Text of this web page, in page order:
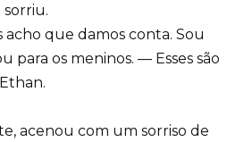
acho que damos conta. Sou
para os meninos. — Esses são
acenou com um sorriso de